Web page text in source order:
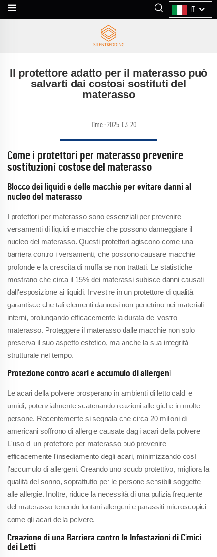
Il protettore adatto per il materasso può
salvarti dai costosi sostituti del
materasso
Time : 2025-03-20
Come i protettori per materasso prevenire
sostituzioni costose del materasso
Blocco dei liquidi e delle macchie per evitare danni al
nucleo del materasso
I protettori per materasso sono essenziali per prevenire
versamenti di liquidi e macchie che possono danneggiare il
nucleo del materasso. Questi protettori agiscono come una
barriera contro i versamenti, che possono causare macchie
profonde e la crescita di muffa se non trattati. Le statistiche
mostrano che circa il 15% dei materassi subisce danni causati
dall'esposizione ai liquidi. Investire in un protettore di qualità
garantisce che tali elementi dannosi non penetrino nei materiali
interni, prolungando efficacemente la durata del vostro
materasso. Proteggere il materasso dalle macchie non solo
preserva il suo aspetto estetico, ma anche la sua integrità
strutturale nel tempo.
Protezione contro acari e accumulo di allergeni
Le acari della polvere prosperano in ambienti di letto caldi e
umidi, potenzialmente scatenando reazioni allergiche in molte
persone. Recentemente si segnala che circa 20 milioni di
americani soffrono di allergie causate dagli acari della polvere.
L'uso di un protettore per materasso può prevenire
efficacemente l'insediamento degli acari, minimizzando così
l'accumulo di allergeni. Creando uno scudo protettivo, migliora la
qualità del sonno, soprattutto per le persone sensibili soggette
alle allergie. Inoltre, riduce la necessità di una pulizia frequente
del materasso tenendo lontani allergeni e parassiti microscopici
come gli acari della polvere.
Creazione di una Barriera contro le Infestazioni di Cimici
dei Letti